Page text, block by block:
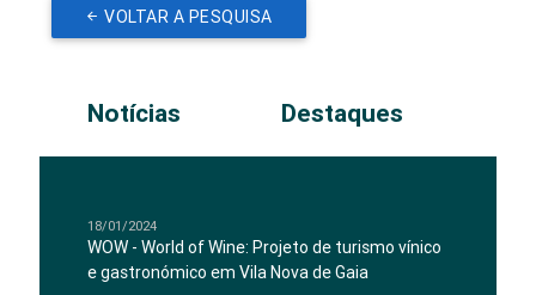
VOLTAR A PESQUISA
Notícias Destaques
18/01/2024
WOW - World of Wine: Projeto de turismo vínico
e gastronómico em Vila Nova de Gaia